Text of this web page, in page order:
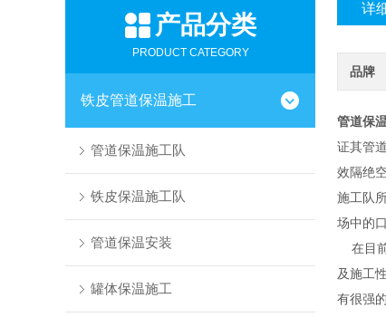
产品分类
PRODUCT CATEGORY
铁皮管道保温施工
管道保温施工队
铁皮保温施工队
管道保温安装
罐体保温施工
详
品牌
管道保
证其管
效隔绝
施工队
场中的
在目前
及施工
有很强